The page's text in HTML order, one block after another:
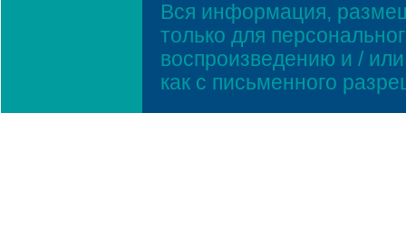
Вся информация,
только для
воспроизведению и /
как с письменного